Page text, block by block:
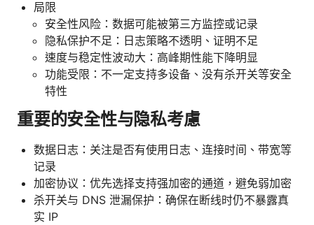
局限
安全性风险：数据可能被第三方监控或记录
隐私保护不足：日志策略不透明、证明不足
速度与稳定性波动大：高峰期性能下降明显
功能受限：不一定支持多设备、没有杀开关等安全
特性
重要的安全性与隐私考慮
数据日志：关注是否有使用日志、连接时间、带宽等
记录
加密协议：优先选择支持强加密的通道，避免弱加密
杀开关与 DNS 泄漏保护：确保在断线时仍不暴露真
实 IP